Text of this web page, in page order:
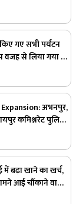
कहां हुई
गए सभी पर्यटन
वजह से लिया गया ये
अभनपुर,
कमिश्नरेट पुलिस
जवान काम?’.. पढ़ें
बढ़ा खाने का खर्च,
आई चौंकाने वाली